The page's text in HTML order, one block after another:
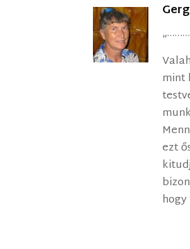
mint
ezt